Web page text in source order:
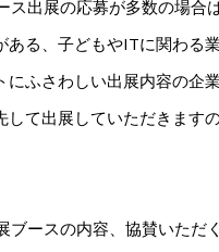
ス出展の応募が多数の場合
ある、子どもやITに関わる
にふさわしい出展内容の企
して出展していただきます
ブースの内容、協賛いただ